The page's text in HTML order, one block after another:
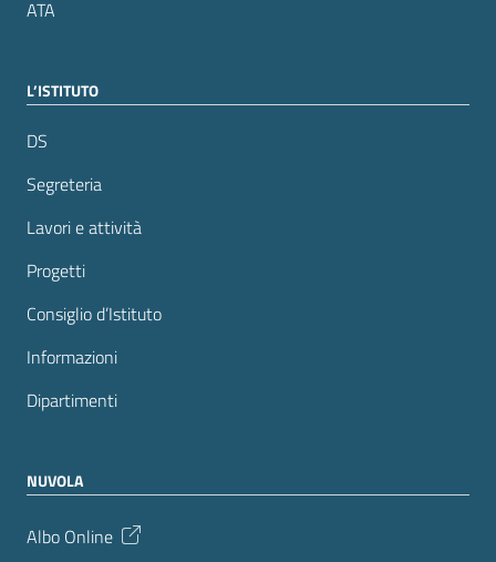
ATA
L’ISTITUTO
DS
Segreteria
Lavori e attività
Progetti
Consiglio d’Istituto
Informazioni
Dipartimenti
NUVOLA
Albo Online